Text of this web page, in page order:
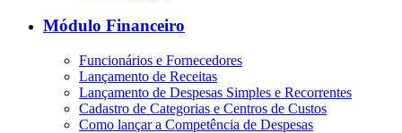
Módulo Financeiro
Funcionários e Fornecedores
Lançamento de Receitas
Lançamento de Despesas Simples e Recorrentes
Cadastro de Categorias e Centros de Custos
Como lançar a Competência de Despesas